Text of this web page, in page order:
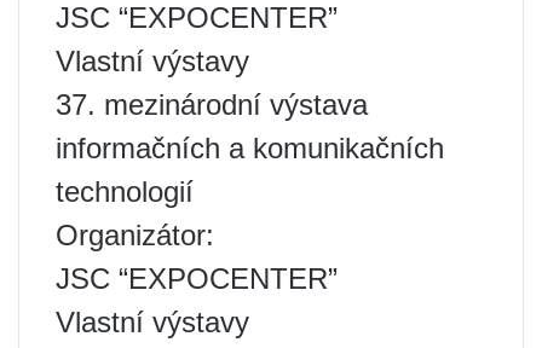
JSC “EXPOCENTER”
Vlastní výstavy
37. mezinárodní výstava
informačních a komunikačních
technologií
Organizátor:
JSC “EXPOCENTER”
Vlastní výstavy